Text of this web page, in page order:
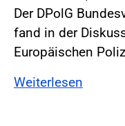
Der DPolG
fand in der
Europäischen
Weiterlesen